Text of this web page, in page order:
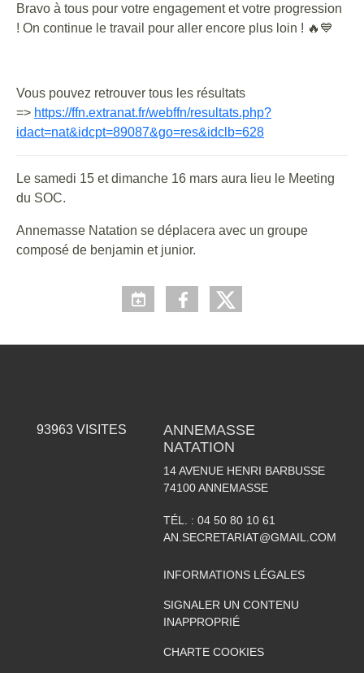
Bravo à tous pour votre engagement et votre progression
! On continue le travail pour aller encore plus loin ! 🔥💙
Vous pouvez retrouver tous les résultats
=> https://ffn.extranat.fr/webffn/resultats.php?
idact=nat&idcpt=89087&go=res&idclb=628
Le samedi 15 et dimanche 16 mars aura lieu le Meeting
du SOC.
Annemasse Natation se déplacera avec un groupe
composé de benjamin et junior.
93963VISITES
ANNEMASSE
NATATION
14 AVENUE HENRI BARBUSSE
74100 ANNEMASSE
TÉL. : 04 50 80 10 61
AN.SECRETARIAT@GMAIL.COM
INFORMATIONS LÉGALES
SIGNALER UN CONTENU
INAPPROPRIÉ
CHARTE COOKIES